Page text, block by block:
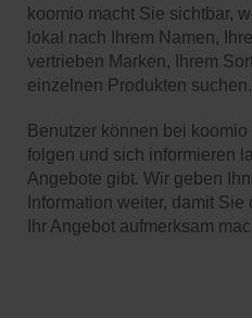
koomio macht Sie sichtbar,
lokal nach Ihrem Namen,
vertrieben Marken, Ihrem
einzelnen Produkten suchen.
Benutzer können bei
folgen und sich informieren
Angebote gibt. Wir geben
Information weiter, damit
Ihr Angebot aufmerksam